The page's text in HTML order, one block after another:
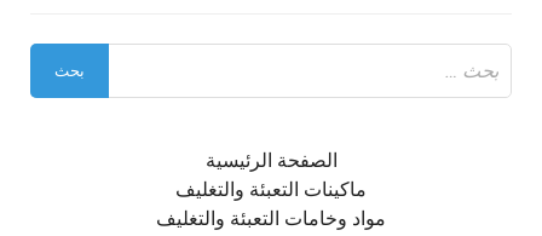
عن:
الصفحة الرئيسية
ماكينات التعبئة والتغليف
مواد وخامات التعبئة والتغليف